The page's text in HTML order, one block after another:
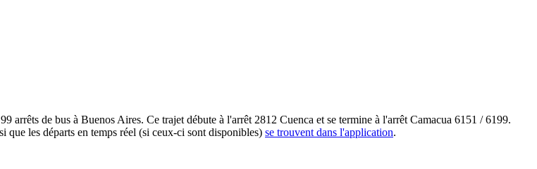
de bus à Buenos Aires. Ce trajet débute à l'arrêt 2812 Cuenca et se termine à l'arrêt Camacua 6151 / 6199.
les départs en temps réel (si ceux-ci sont disponibles) se trouvent dans l'application.